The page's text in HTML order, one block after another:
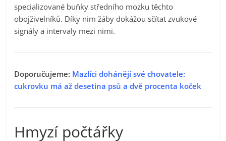
specializované buňky středního mozku těchto
obojživelníků. Díky nim žáby dokážou sčítat zvukové
signály a intervaly mezi nimi.
Doporučujeme: Mazlíci dohánějí své chovatele:
cukrovku má až desetina psů a dvě procenta koček
Hmyzí počtářky